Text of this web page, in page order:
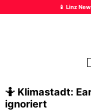
📱 Linz
🤷 Klimastadt:
ignoriert